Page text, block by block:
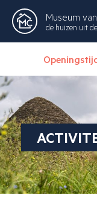
Museum van
de huizen uit